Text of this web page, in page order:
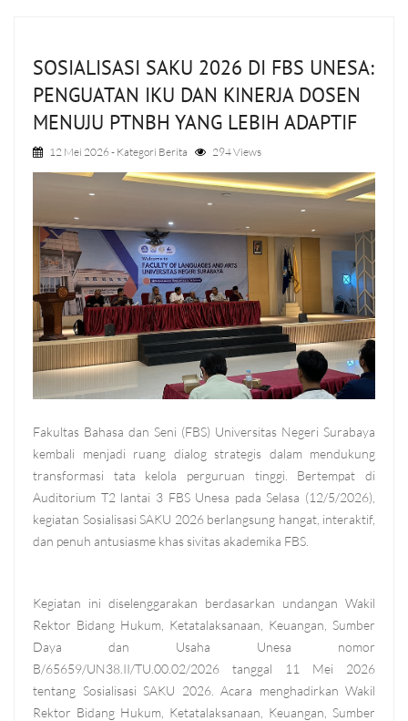
SOSIALISASI SAKU 2026 DI FBS UNESA:
PENGUATAN IKU DAN KINERJA DOSEN
MENUJU PTNBH YANG LEBIH ADAPTIF
12 Mei 2026- Kategori Berita 294 Views
Fakultas Bahasa dan Seni (FBS) Universitas Negeri Surabaya
kembali menjadi ruang dialog strategis dalam mendukung
transformasi tata kelola perguruan tinggi. Bertempat di
Auditorium T2 lantai 3 FBS Unesa pada Selasa (12/5/2026),
kegiatan Sosialisasi SAKU 2026 berlangsung hangat, interaktif,
dan penuh antusiasme khas sivitas akademika FBS.
Kegiatan ini diselenggarakan berdasarkan undangan Wakil
Rektor Bidang Hukum, Ketatalaksanaan, Keuangan, Sumber
Daya dan Usaha Unesa nomor
B/65659/UN38.II/TU.00.02/2026 tanggal 11 Mei 2026
tentang Sosialisasi SAKU 2026. Acara menghadirkan Wakil
Rektor Bidang Hukum, Ketatalaksanaan, Keuangan, Sumber